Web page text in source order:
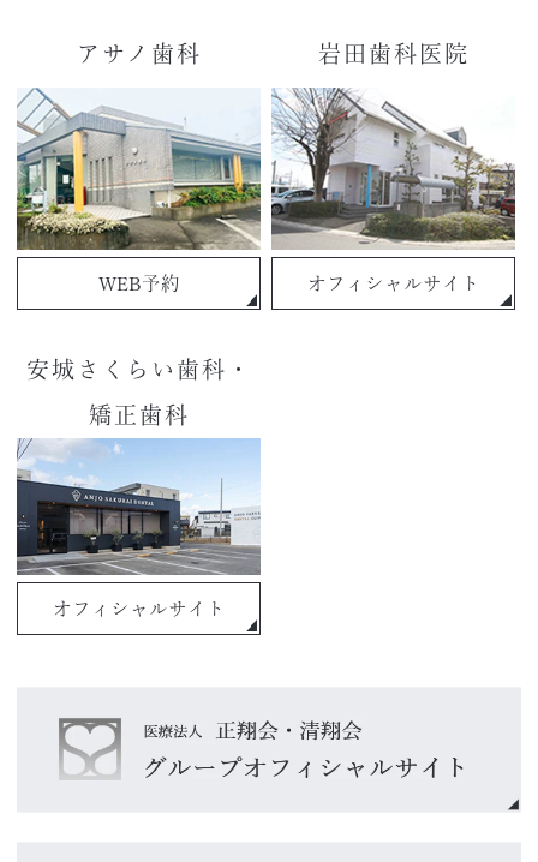
アサノ歯科
WEB予約
岩田歯科医院
オフィシャルサイト
安城さくらい歯科・
矯正歯科
オフィシャルサイト